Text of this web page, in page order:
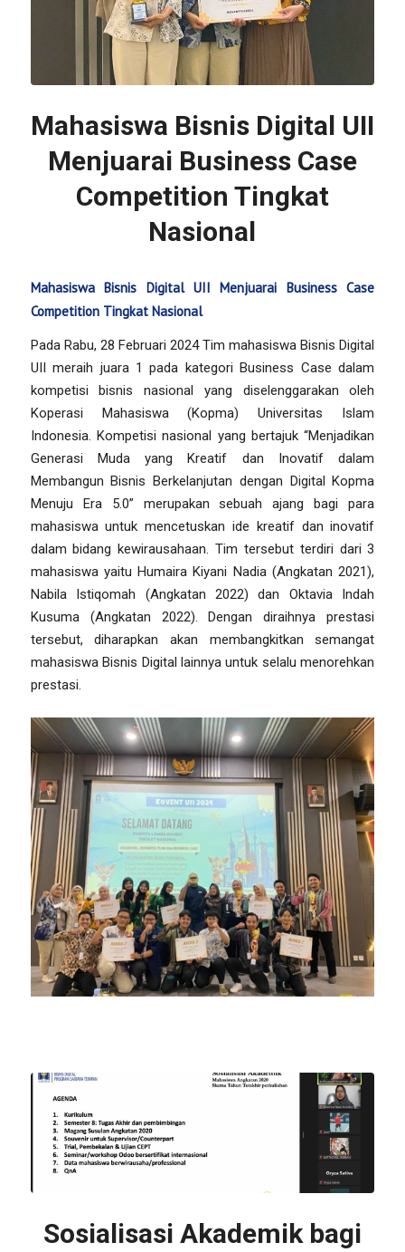
Mahasiswa Bisnis Digital UII
Menjuarai Business Case
Competition Tingkat
Nasional
Mahasiswa Bisnis Digital UII Menjuarai Business Case
Competition Tingkat Nasional
Pada Rabu, 28 Februari 2024 Tim mahasiswa Bisnis Digital
UII meraih juara 1 pada kategori Business Case dalam
kompetisi bisnis nasional yang diselenggarakan oleh
Koperasi Mahasiswa (Kopma) Universitas Islam
Indonesia. Kompetisi nasional yang bertajuk “Menjadikan
Generasi Muda yang Kreatif dan Inovatif dalam
Membangun Bisnis Berkelanjutan dengan Digital Kopma
Menuju Era 5.0” merupakan sebuah ajang bagi para
mahasiswa untuk mencetuskan ide kreatif dan inovatif
dalam bidang kewirausahaan. Tim tersebut terdiri dari 3
mahasiswa yaitu Humaira Kiyani Nadia (Angkatan 2021),
Nabila Istiqomah (Angkatan 2022) dan Oktavia Indah
Kusuma (Angkatan 2022). Dengan diraihnya prestasi
tersebut, diharapkan akan membangkitkan semangat
mahasiswa Bisnis Digital lainnya untuk selalu menorehkan
prestasi.
Sosialisasi Akademik bagi